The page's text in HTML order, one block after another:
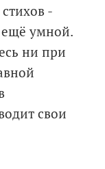
-
умной.
ни при
свои
жизни,